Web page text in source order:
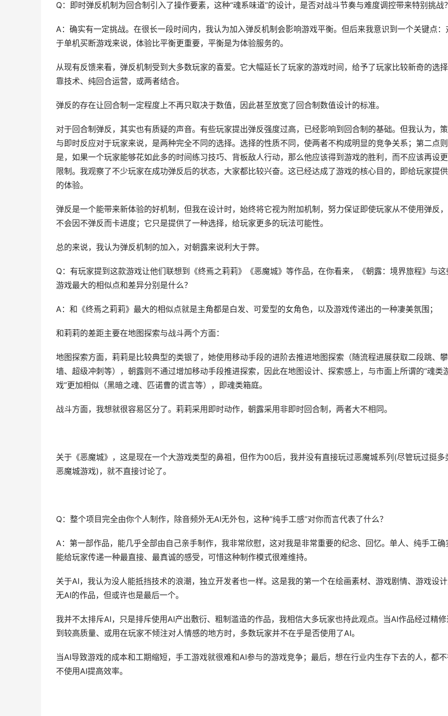
Q：即时弹反机制为回合制引入了操作要素，这种“魂系味道”的设计，是否对战斗节奏与难度调控带来特别挑战？
A：确实有一定挑战。在很长一段时间内，我认为加入弹反机制会影响游戏平衡。但后来我意识到一个关键点：
于单机买断游戏来说，体验比平衡更重要，平衡是为体验服务的。
从现有反馈来看，弹反机制受到大多数玩家的喜爱。它大幅延长了玩家的游戏时间，给予了玩家比较新奇的选择
靠技术、纯回合运营，或两者结合。
弹反的存在让回合制一定程度上不再只取决于数值，因此甚至放宽了回合制数值设计的标准。
对于回合制弹反，其实也有质疑的声音。有些玩家提出弹反强度过高，已经影响到回合制的基础。但我认为，
与即时反应对于玩家来说，是两种完全不同的选择。选择的性质不同，使两者不构成明显的竞争关系；第二点则
是，如果一个玩家能够花如此多的时间练习技巧、背板敌人行动，那么他应该得到游戏的胜利，而不应该再设
限制。我观察了不少玩家在成功弹反后的状态，大家都比较兴奋。这已经达成了游戏的核心目的，即给玩家提
的体验。
弹反是一个能带来新体验的好机制，但我在设计时，始终将它视为附加机制，努力保证即使玩家从不使用弹反
不会因不弹反而卡进度；它只是提供了一种选择，给玩家更多的玩法可能性。
总的来说，我认为弹反机制的加入，对朝露来说利大于弊。
Q：有玩家提到这款游戏让他们联想到《终焉之莉莉》《恶魔城》等作品，在你看来，《朝露：境界旅程》与这
游戏最大的相似点和差异分别是什么？
A：和《终焉之莉莉》最大的相似点就是主角都是白发、可爱型的女角色，以及游戏传递出的一种凄美氛围；
和莉莉的差距主要在地图探索与战斗两个方面：
地图探索方面，莉莉是比较典型的类银了，她使用移动手段的进阶去推进地图探索（随流程进展获取二段跳、攀
墙、超级冲刺等），朝露则不通过增加移动手段推进探索，因此在地图设计、探索感上，与市面上所谓的“魂类
戏”更加相似（黑暗之魂、匹诺曹的谎言等），即魂类箱庭。
战斗方面，我想就很容易区分了。莉莉采用即时动作，朝露采用非即时回合制，两者大不相同。
关于《恶魔城》，这是现在一个大游戏类型的鼻祖，但作为00后，我并没有直接玩过恶魔城系列(尽管玩过挺多
恶魔城游戏)，就不直接讨论了。
Q：整个项目完全由你个人制作，除音频外无AI无外包，这种“纯手工感”对你而言代表了什么？
A：第一部作品，能几乎全部由自己亲手制作，我非常欣慰，这对我是非常重要的纪念、回忆。单人、纯手工确
能给玩家传递一种最直接、最真诚的感受，可惜这种制作模式很难维持。
关于AI，我认为没人能抵挡技术的浪潮，独立开发者也一样。这是我的第一个在绘画素材、游戏剧情、游戏设
无AI的作品，但或许也是最后一个。
我并不太排斥AI，只是排斥使用AI产出敷衍、粗制滥造的作品，我相信大多玩家也持此观点。当AI作品经过精修
到较高质量、或用在玩家不倾注对人情感的地方时，多数玩家并不在乎是否使用了AI。
当AI导致游戏的成本和工期缩短，手工游戏就很难和AI参与的游戏竞争；最后，想在行业内生存下去的人，都
不使用AI提高效率。